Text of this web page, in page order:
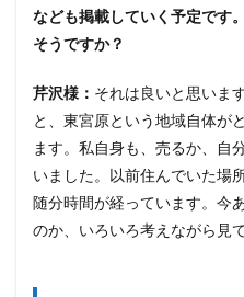
なども掲載していく予定です
そうですか？
芹沢様： それは良いと思いま
と、東宮原という地域自体が
ます。私自身も、売るか、自
いました。以前住んでいた場
随分時間が経っています。今
のか、いろいろ考えながら見